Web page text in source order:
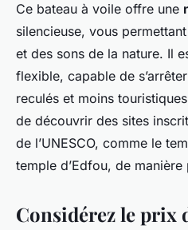
Ce bateau à voile offre une
silencieuse, vous
et des sons de la nature. Il
flexible, capable de
reculés et moins
de découvrir des sites
de l’UNESCO, comme le
temple d’Edfou, de manière
Considérez le prix